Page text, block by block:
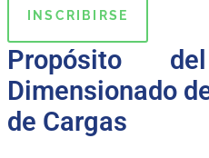
INSCRIBIRSE
Propósito
Dimensionado
de Cargas